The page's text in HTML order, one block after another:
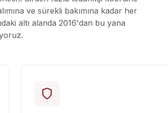
ve sürekli bakımına kadar her
altı alanda 2016'dan bu yana